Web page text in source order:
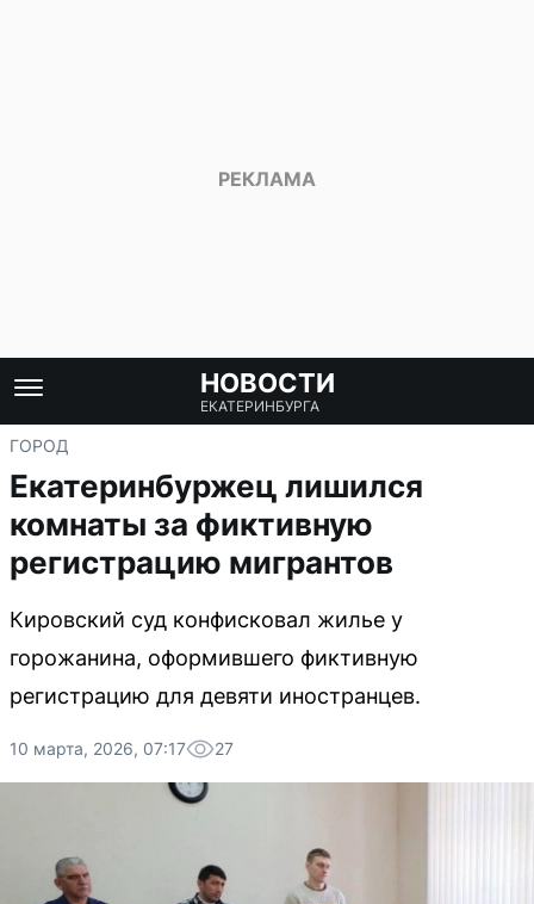
НОВОСТИ
ЕКАТЕРИНБУРГА
ГОРОД
Екатеринбуржец лишился
комнаты за фиктивную
регистрацию мигрантов
Кировский суд конфисковал жилье у
горожанина, оформившего фиктивную
регистрацию для девяти иностранцев.
10 марта, 2026, 07:17 27